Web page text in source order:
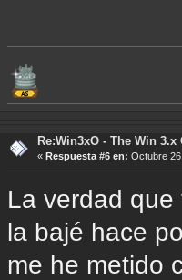
Re:Win3xO - The Win
« Respuesta #6 en: Octubre
La verdad
la bajé hace
me he metido